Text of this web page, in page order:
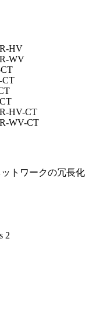
HV
WV
CT
HV-CT
WV-CT
トワークの冗長化
2